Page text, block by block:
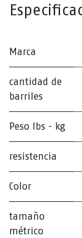
Marca
cantidad de
barriles
Peso lbs - kg
resistencia
Color
tamaño
métrico